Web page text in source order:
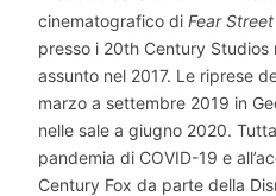
cinematografico di Fear Street
presso i 20th Century Studios
assunto nel 2017. Le riprese
marzo a settembre 2019 in
nelle sale a giugno 2020.
pandemia di COVID-19 e
Century Fox da parte della